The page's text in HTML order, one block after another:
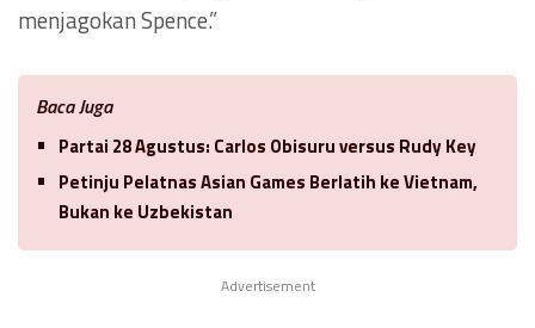
menjagokan Spence.”
Baca Juga
Partai 28 Agustus: Carlos Obisuru versus Rudy Key
Petinju Pelatnas Asian Games Berlatih ke Vietnam,
Bukan ke Uzbekistan
Advertisement